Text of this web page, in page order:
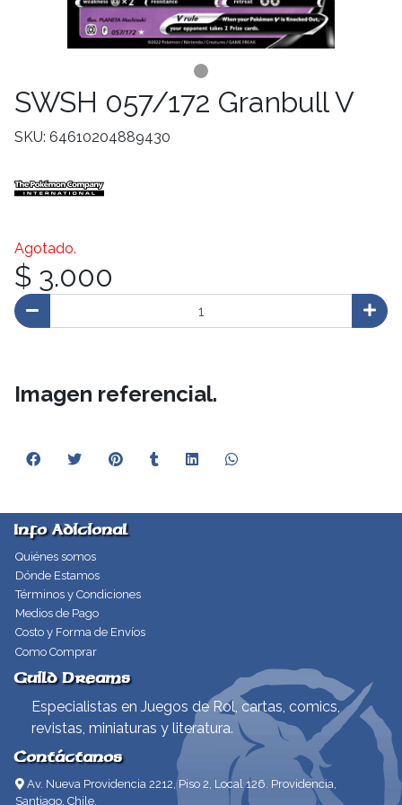
SWSH 057/172 Granbull V
SKU: 64610204889430
Agotado.
$ 3.000
Imagen referencial.
Info Adicional
Quiénes somos
Dónde Estamos
Términos y Condiciones
Medios de Pago
Costo y Forma de Envíos
Como Comprar
Guild Dreams
Especialistas en Juegos de Rol, cartas, comics,
revistas, miniaturas y literatura.
Contáctanos
Av. Nueva Providencia 2212, Piso 2, Local 126. Providencia,
Santiago, Chile.